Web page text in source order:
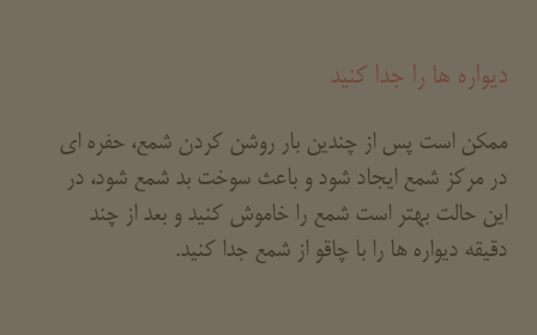
دیواره ها را جدا کنید
ممکن است پس از چندین بار روشن کردن شمع، حفره ای
در مرکز شمع ایجاد شود و باعث سوخت بد شمع شود، در
این حالت بهتر است شمع را خاموش کنید و بعد از چند
دقیقه دیواره ها را با چاقو از شمع جدا کنید.